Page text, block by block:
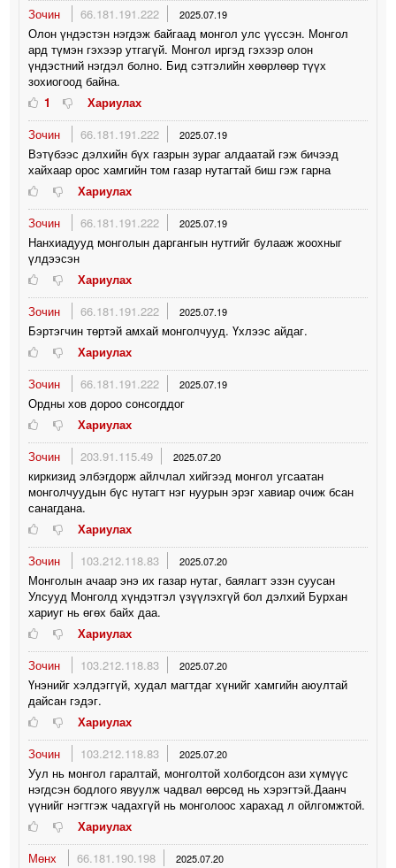
Зочин
66.181.191.222 2025.07.19
Олон үндэстэн нэгдэж байгаад монгол улс үүссэн. Монгол
ард түмэн гэхээр утгагүй. Монгол иргэд гэхээр олон
үндэстний нэгдэл болно. Бид сэтгэлийн хөөрлөөр түүх
зохиогоод байна.
1
Хариулах
Зочин
66.181.191.222 2025.07.19
Вэтүбээс дэлхийн бүх газрын зураг алдаатай гэж бичээд
хайхаар орос хамгийн том газар нутагтай биш гэж гарна
Хариулах
Зочин
66.181.191.222 2025.07.19
Нанхиадууд монголын даргангын нутгийг булааж жоохныг
үлдээсэн
Хариулах
Зочин
66.181.191.222 2025.07.19
Бэртэгчин төртэй амхай монголчууд. Үхлээс айдаг.
Хариулах
Зочин
66.181.191.222 2025.07.19
Ордны хов дороо сонсогддог
Хариулах
Зочин
203.91.115.49 2025.07.20
киркизид элбэгдорж айлчлал хийгээд монгол угсаатан
монголчуудын бүс нутагт нэг нуурын эрэг хавиар очиж бсан
санагдана.
Хариулах
Зочин
103.212.118.83 2025.07.20
Монголын ачаар энэ их газар нутаг, баялагт эзэн суусан
Улсууд Монголд хүндэтгэл үзүүлэхгүй бол дэлхий Бурхан
хариуг нь өгөх байх даа.
Хариулах
Зочин
103.212.118.83 2025.07.20
Үнэнийг хэлдэггүй, худал магтдаг хүнийг хамгийн аюултай
дайсан гэдэг.
Хариулах
Зочин
103.212.118.83 2025.07.20
Уул нь монгол гаралтай, монголтой холбогдсон ази хүмүүс
нэгдсэн бодлого явуулж чадвал өөрсөд нь хэрэгтэй.Даанч
үүнийг нэгтгэж чадахгүй нь монголоос харахад л ойлгомжтой.
Хариулах
Мөнх
66.181.190.198 2025.07.20